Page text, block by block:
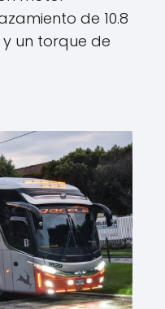
de 10.8
y un torque de